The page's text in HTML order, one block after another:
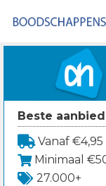
naar
Beste
Vanaf €4,95
Minimaal
27.000+